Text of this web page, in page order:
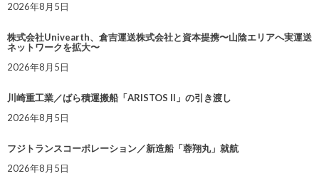
2026年8月5日
株式会社Univearth、倉吉運送株式会社と資本提携〜山陰エリアへ実運送
ネットワークを拡大〜
2026年8月5日
川崎重工業／ばら積運搬船「ARISTOS II」の引き渡し
2026年8月5日
フジトランスコーポレーション／新造船「蓉翔丸」就航
2026年8月5日